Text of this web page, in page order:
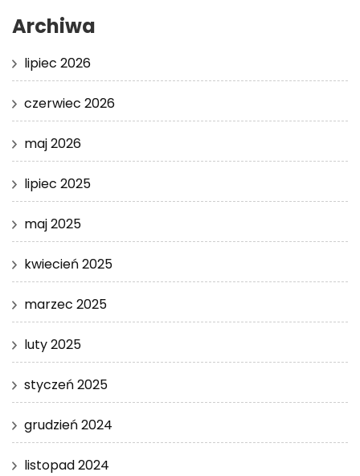
Archiwa
lipiec 2026
czerwiec 2026
maj 2026
lipiec 2025
maj 2025
kwiecień 2025
marzec 2025
luty 2025
styczeń 2025
grudzień 2024
listopad 2024